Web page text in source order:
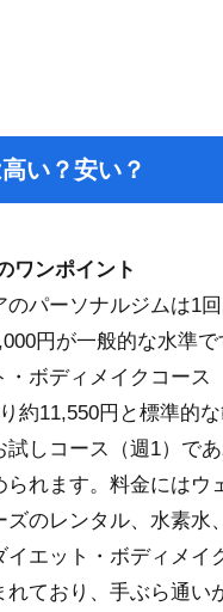
い？安い？
ワンポイント
のパーソナルジムは1回
円が一般的な水準
・ボディメイクコース
約11,550円と標準的
試しコース（週1）で
られます。料金にはウ
ズのレンタル、水素水
イエット・ボディメイ
れており、手ぶら通い